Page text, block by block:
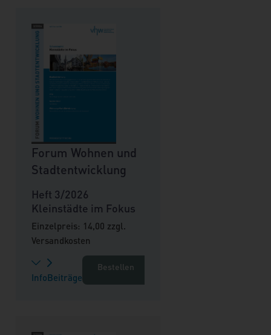
Forum Wohnen und
Stadtentwicklung
Heft 3/2026
Kleinstädte im Fokus
Einzelpreis: 14,00 zzgl.
Versandkosten
InfoBeiträge
Bestellen